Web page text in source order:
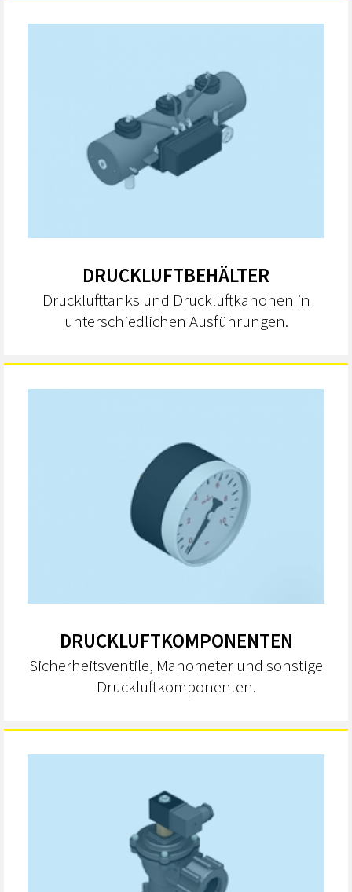
DRUCKLUFTBEHÄLTER
Drucklufttanks und Druckluftkanonen in
unterschiedlichen Ausführungen.
DRUCKLUFTKOMPONENTEN
Sicherheitsventile, Manometer und sonstige
Druckluftkomponenten.